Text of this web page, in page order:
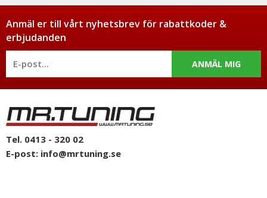
Anmäl er till vårt nyhetsbrev för rabattkoder &
erbjudanden
ANMÄL MIG
Tel. 0413 - 320 02
E-post: info@mrtuning.se